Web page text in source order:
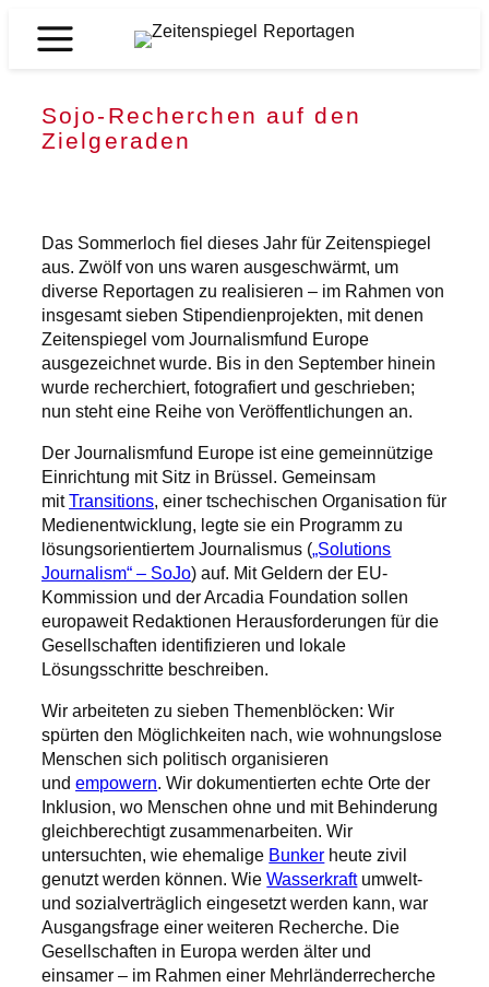
Inhalt
Zeitenspiegel
Sojo-Recherchen auf den
Zielgeraden
Das Sommerloch fiel dieses Jahr für Zeitenspiegel
aus. Zwölf von uns waren ausgeschwärmt, um
diverse Reportagen zu realisieren – im Rahmen von
insgesamt sieben Stipendienprojekten, mit denen
Zeitenspiegel vom Journalismfund Europe
ausgezeichnet wurde. Bis in den September hinein
wurde recherchiert, fotografiert und geschrieben;
nun steht eine Reihe von Veröffentlichungen an.
Der Journalismfund Europe ist eine gemeinnützige
Einrichtung mit Sitz in Brüssel. Gemeinsam
mitTransitions, einer tschechischen Organisation für
Medienentwicklung, legte sie ein Programm zu
lösungsorientiertem Journalismus („Solutions
Journalism“ – SoJo) auf. Mit Geldern der EU-
Kommission und der Arcadia Foundation sollen
europaweit Redaktionen Herausforderungen für die
Gesellschaften identifizieren und lokale
Lösungsschritte beschreiben.
Wir arbeiteten zu sieben Themenblöcken: Wir
spürten den Möglichkeiten nach, wie wohnungslose
Menschen sich politisch organisieren
undempowern. Wir dokumentierten echte Orte der
Inklusion, wo Menschen ohne und mit Behinderung
gleichberechtigt zusammenarbeiten. Wir
untersuchten, wie ehemalige Bunker heute zivil
genutzt werden können. WieWasserkraftumwelt-
und sozialverträglich eingesetzt werden kann, war
Ausgangsfrage einer weiteren Recherche. Die
Gesellschaften in Europa werden älter und
einsamer – im Rahmen einer Mehrländerrecherche